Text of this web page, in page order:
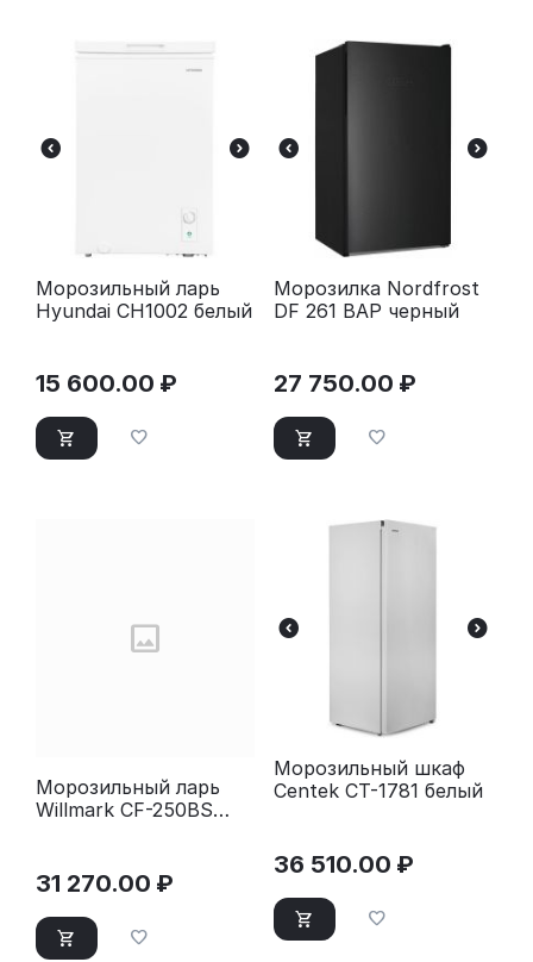
Морозильный ларь
Hyundai CH1002 белый
15 600.00 ₽
Морозилка Nordfrost
DF 261 BAP черный
27 750.00 ₽
Морозильный ларь
Willmark CF-250BS
31 270.00 ₽
Морозильный шкаф
Centek CT-1781 белый
36 510.00 ₽